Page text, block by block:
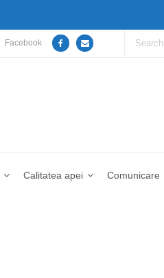
Facebook
Calitatea apei Comunicare